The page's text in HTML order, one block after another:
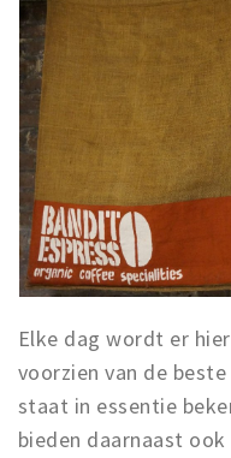
Elke dag wordt er
voorzien van de
staat in essentie
bieden daarnaast